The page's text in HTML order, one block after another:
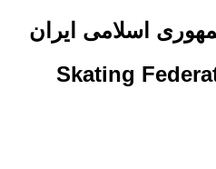
اسلامی ایران
Skating